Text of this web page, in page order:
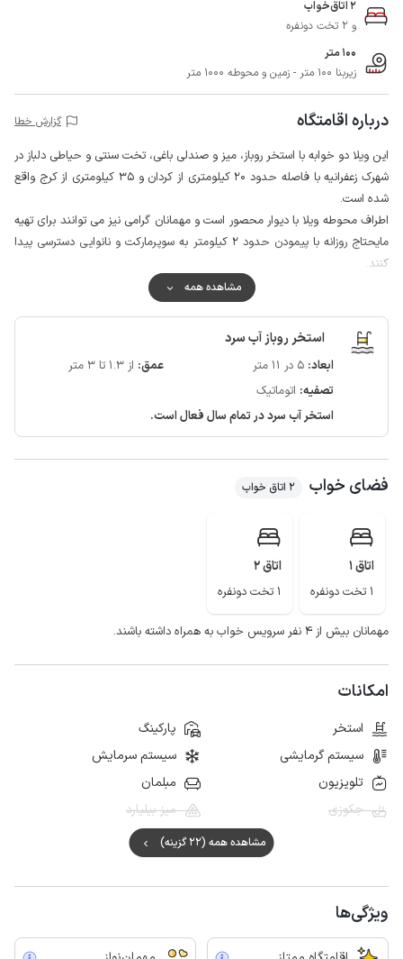
2 اتاق‌خواب
و 2 تخت دونفره
100 متر
زیربنا 100 متر - زمین و محوطه 1000 متر
درباره اقامتگاه گزارش خطا
این ویلا دو خوابه با استخر روباز، میز و صندلی باغی، تخت سنتی و حیاطی دلباز در
شهرک زعفرانیه با فاصله حدود 20 کیلومتری از کردان و 35 کیلومتری از کرج واقع
شده است.
اطراف محوطه ویلا با دیوار محصور است و مهمانان گرامی نیز می توانند برای تهیه
مایحتاج روزانه با پیمودن حدود 2 کیلومتر به سوپرمارکت و نانوایی دسترسی پیدا
کنند.
در نظر داشته باشید که اب لوله کشی اقامتگاه از طریق منبع تامین می شود لذا به
مهمانان گرامی توصیه می شود که آب معدنی به همراه داشته باشند.
کیفیت شبکه تلفن همراه برای دو اپراتور ایرانسل و همراه اول در مکالمه خوب و
دسترسی به اینترنت به صورت 4g است.
لازم به ذکر است که حدود 50 متر از مسیر منتهی به ویلا به صورت جاده خاکی می
مشاهده همه
استخر روباز آب سرد
ابعاد: 5 در 11 متر عمق: از 1.3 تا 3 متر
تصفیه: اتوماتیک
استخر آب سرد در تمام سال فعال است.
فضای خواب 2 اتاق خواب
اتاق 1
1 تخت دونفره
اتاق 2
1 تخت دونفره
مهمانان بیش از ۴ نفر سرویس خواب به همراه داشته باشند.
امکانات
استخر
پارکینگ
سیستم گرمایشی
سیستم سرمایش
تلویزیون
مبلمان
جکوزی
میز بیلیارد
مشاهده همه (22 گزینه)
ویژگی‌ها